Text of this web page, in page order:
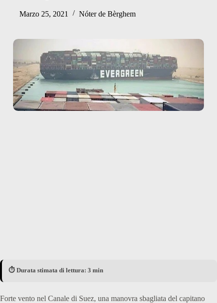
Marzo 25, 2021 Nóter de Bèrghem
⏱️ Durata stimata di lettura: 3 min
Forte vento nel Canale di Suez, una manovra sbagliata del capitano